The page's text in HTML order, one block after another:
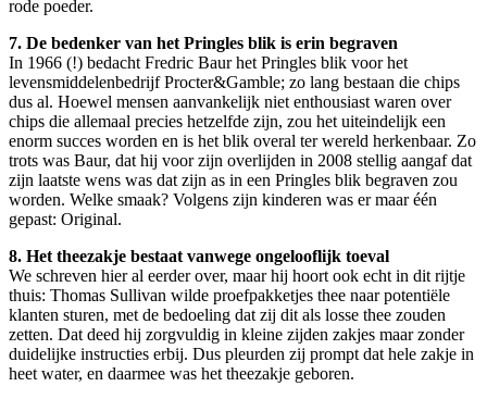
rode poeder.
7. De bedenker van het Pringles blik is erin begraven
In 1966 (!) bedacht Fredric Baur het Pringles blik voor het
levensmiddelenbedrijf Procter&Gamble; zo lang bestaan die chips
dus al. Hoewel mensen aanvankelijk niet enthousiast waren over
chips die allemaal precies hetzelfde zijn, zou het uiteindelijk een
enorm succes worden en is het blik overal ter wereld herkenbaar. Zo
trots was Baur, dat hij voor zijn overlijden in 2008 stellig aangaf dat
zijn laatste wens was dat zijn as in een Pringles blik begraven zou
worden. Welke smaak? Volgens zijn kinderen was er maar één
gepast: Original.
8. Het theezakje bestaat vanwege ongelooflijk toeval
We schreven hier al eerder over, maar hij hoort ook echt in dit rijtje
thuis: Thomas Sullivan wilde proefpakketjes thee naar potentiële
klanten sturen, met de bedoeling dat zij dit als losse thee zouden
zetten. Dat deed hij zorgvuldig in kleine zijden zakjes maar zonder
duidelijke instructies erbij. Dus pleurden zij prompt dat hele zakje in
heet water, en daarmee was het theezakje geboren.